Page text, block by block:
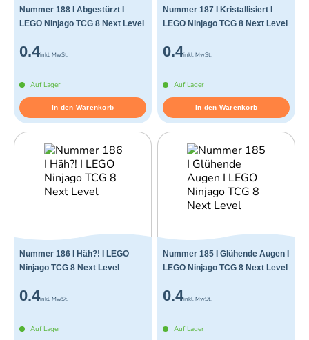
Nummer 188 I Abgestürzt I
LEGO Ninjago TCG 8 Next Level
0.4inkl. MwSt.
Auf Lager
In den Warenkorb
Nummer 187 I Kristallisiert I
LEGO Ninjago TCG 8 Next Level
0.4inkl. MwSt.
Auf Lager
In den Warenkorb
Nummer 186 I Häh?! I LEGO
Ninjago TCG 8 Next Level
0.4inkl. MwSt.
Auf Lager
Nummer 185 I Glühende Augen I
LEGO Ninjago TCG 8 Next Level
0.4inkl. MwSt.
Auf Lager